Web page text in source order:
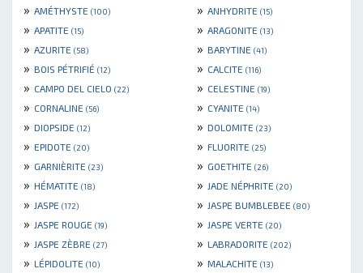
» AMÉTHYSTE (100) » ANHYDRITE (15)
» APATITE (15) » ARAGONITE (13)
» AZURITE (58) » BARYTINE (41)
» BOIS PÉTRIFIÉ (12) » CALCITE (116)
» CAMPO DEL CIELO (22) » CELESTINE (19)
» CORNALINE (56) » CYANITE (14)
» DIOPSIDE (12) » DOLOMITE (23)
» EPIDOTE (20) » FLUORITE (25)
» GARNIÈRITE (23) » GOETHITE (26)
» HÉMATITE (18) » JADE NÉPHRITE (20)
» JASPE (172) » JASPE BUMBLEBEE (80)
» JASPE ROUGE (19) » JASPE VERTE (20)
» JASPE ZÈBRE (27) » LABRADORITE (202)
» LÉPIDOLITE (10) » MALACHITE (13)